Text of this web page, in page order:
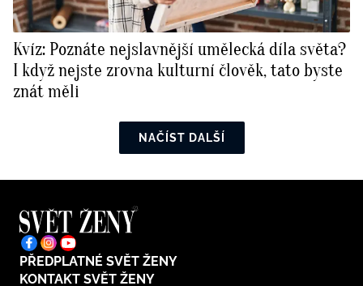
Kvíz: Poznáte nejslavnější umělecká díla světa?
I když nejste zrovna kulturní člověk, tato byste
znát měli
NAČÍST DALŠÍ
PŘEDPLATNÉ SVĚT ŽENY
KONTAKT SVĚT ŽENY